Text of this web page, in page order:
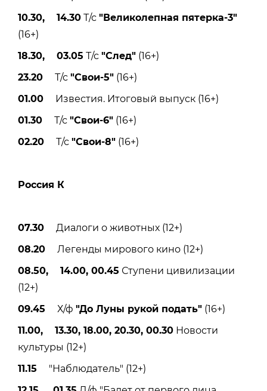
10.30, 14.30 Т/с "Великолепная пятерка-3"
(16+)
18.30, 03.05 Т/с "След" (16+)
23.20 Т/с "Свои-5" (16+)
01.00 Известия. Итоговый выпуск (16+)
01.30 Т/с "Свои-6" (16+)
02.20 Т/с "Свои-8" (16+)
Россия К
07.30 Диалоги о животных (12+)
08.20 Легенды мирового кино (12+)
08.50, 14.00, 00.45 Ступени цивилизации
(12+)
09.45 Х/ф "До Луны рукой подать" (16+)
11.00, 13.30, 18.00, 20.30, 00.30 Новости
культуры (12+)
11.15 "Наблюдатель" (12+)